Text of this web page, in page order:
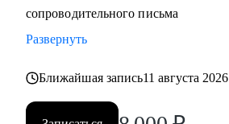
сопроводительного письма
Развернуть
Ближайшая запись11 августа 2026